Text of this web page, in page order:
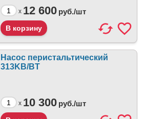
x 12 600 руб./шт
Насос перистальтический
313KB/BT
x 10 300 руб./шт